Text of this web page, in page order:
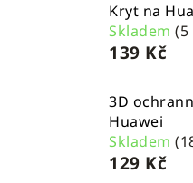
Kryt na
Skladem (5
139 Kč
3D
Huawei
Skladem
129 Kč